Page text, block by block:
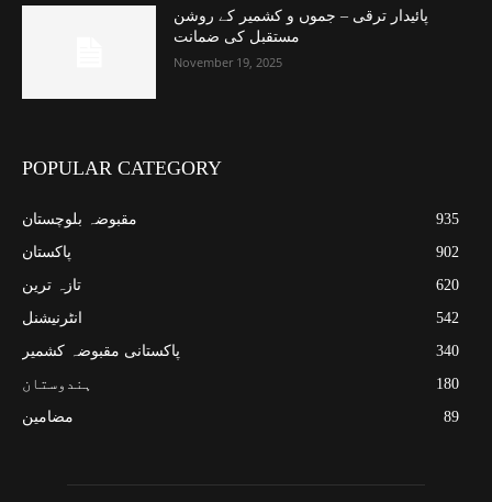
پائیدار ترقی – جموں و کشمیر کے روشن
مستقبل کی ضمانت
November 19, 2025
POPULAR CATEGORY
مقبوضہ بلوچستان
935
پاکستان
902
تازہ ترین
620
انٹرنیشنل
542
پاکستانی مقبوضہ کشمیر
340
ہندوستان
180
مضامین
89